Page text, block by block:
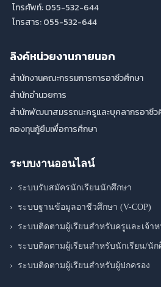
โทรศัพท์: 055-532-644
โทรสาร: 055-532-644
ลิงค์หน่วยงานภายนอก
สำนักงานคณะกรรมการการอาชีวศึกษา
สำนักอำนวยการ
สำนักพัฒนาสมรรถนะครูและบุคลากรอาชีว
กองทุนกู้ยืมเพื่อการศึกษา
ระบบงานออนไลน์
› ระบบรับสมัครนักเรียนนักศึกษา
› ระบบฐานข้อมูลอาชีวศึกษา (V-COP)
› ระบบติดตามผู้เรียนสำหรับครูและเจ้า
› ระบบติดตามผู้เรียนสำหรับนักเรียน/นัก
› ระบบติดตามผู้เรียนสำหรับผู้ปกครอง